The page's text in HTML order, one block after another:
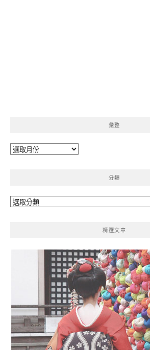
彙整
彙
分類
分
精選文章